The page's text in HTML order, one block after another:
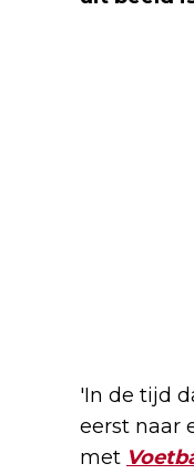
'In de tijd
eerst naar
met